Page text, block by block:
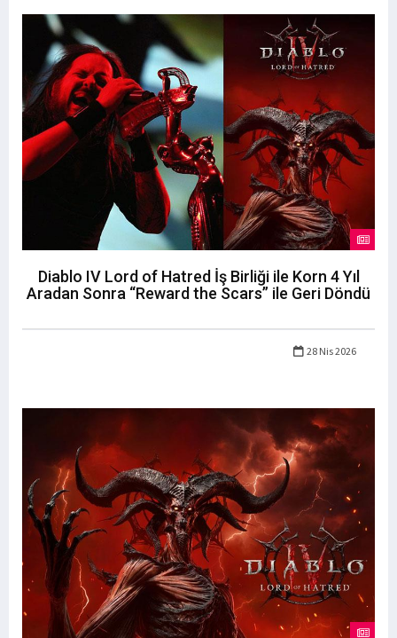
Diablo IV Lord of Hatred İş Birliği ile Korn 4 Yıl
Aradan Sonra “Reward the Scars” ile Geri Döndü
28 Nis 2026